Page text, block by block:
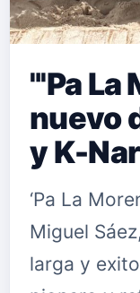
"'Pa La
nuevo
y K-
‘Pa La
Miguel
larga y